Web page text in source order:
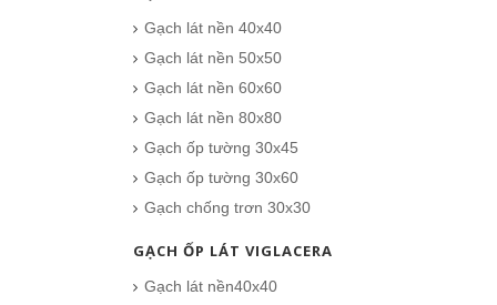
Gạch lát nền 40x40
Gạch lát nền 50x50
Gạch lát nền 60x60
Gạch lát nền 80x80
Gạch ốp tường 30x45
Gạch ốp tường 30x60
Gạch chống trơn 30x30
GẠCH ỐP LÁT VIGLACERA
Gạch lát nền40x40